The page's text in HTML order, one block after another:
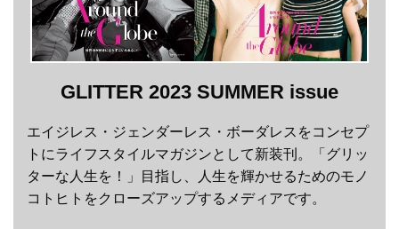
GLITTER 2023 SUMMER issue
エイジレス・ジェンダーレス・ボーダレスをコンセプ
トにライフスタイルマガジンとして新装刊。「グリッ
ターな人生を！」目指し、人生を輝かせるためのモノ
コトヒトをクローズアップするメディアです。